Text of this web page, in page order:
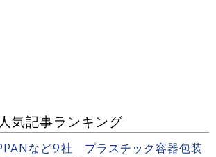
人気記事ランキング
など9社 プラスチック容器包装